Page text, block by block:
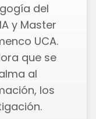
del
y Master
UCA.
que se
al
los